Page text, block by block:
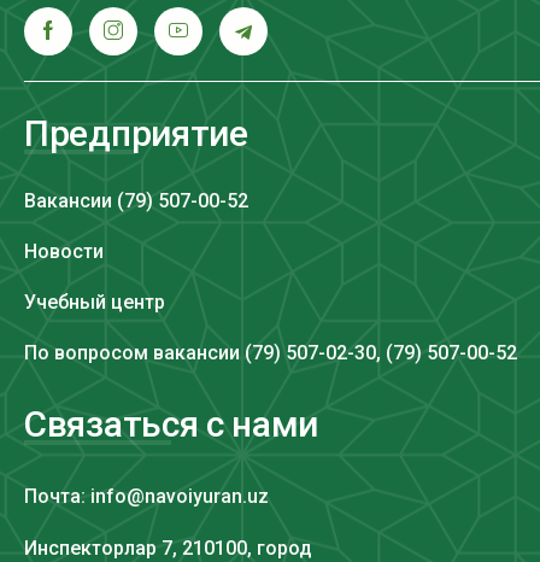
Предприятие
Вакансии (79) 507-00-52
Новости
Учебный центр
По вопросом вакансии (79) 507-02-30, (79) 507-00-52
Связаться с нами
Почта: info@navoiyuran.uz
Инспекторлар 7, 210100, город